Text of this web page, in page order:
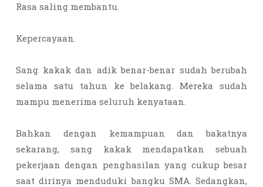
Rasa saling membantu.
Kepercayaan.
Sang kakak dan adik benar-benar sudah berubah
selama satu tahun ke belakang. Mereka sudah
mampu menerima seluruh kenyataan.
Bahkan dengan kemampuan dan bakatnya
sekarang, sang kakak mendapatkan sebuah
pekerjaan dengan penghasilan yang cukup besar
saat dirinya menduduki bangku SMA. Sedangkan,